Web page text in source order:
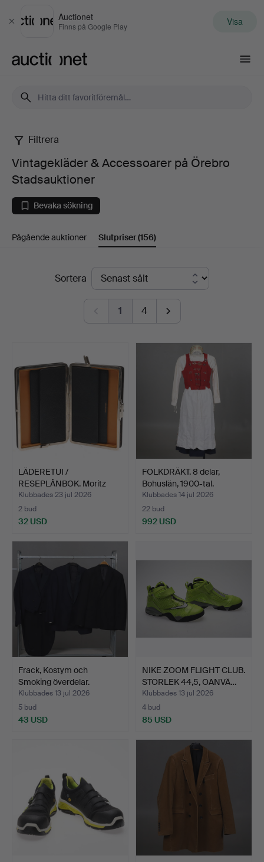
Stäng
Auctionet
Finns på Google Play Visa
Vintagekläder
Accessoarer
på
Stadsauktioner
Filtrera
Vintagekläder & Accessoarer på Örebro
Stadsauktioner
Bevaka sökning
Pågående auktioner Slutpriser(156)
SlutpriserSortera
1 4
LÄDERETUI /
RESEPLÅNBOK. Moritz
Mädler Lei…
Klubbades 23 jul 2026
2 bud
32 USD
FOLKDRÄKT. 8 delar,
Bohuslän, 1900-tal.
Klubbades 14 jul 2026
22 bud
992 USD
Frack, Kostym och
Smoking överdelar.
Klubbades 13 jul 2026
5 bud
43 USD
NIKE ZOOM FLIGHT CLUB.
STORLEK 44,5, OANVÄ…
Klubbades 13 jul 2026
4 bud
85 USD